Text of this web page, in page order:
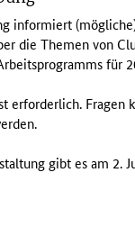
informiert
die Themen von
für
erforderlich. Fragen
gibt es am 2.